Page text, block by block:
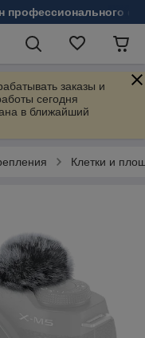
профессионального
заказы и
сегодня
в ближайший
Клетки и